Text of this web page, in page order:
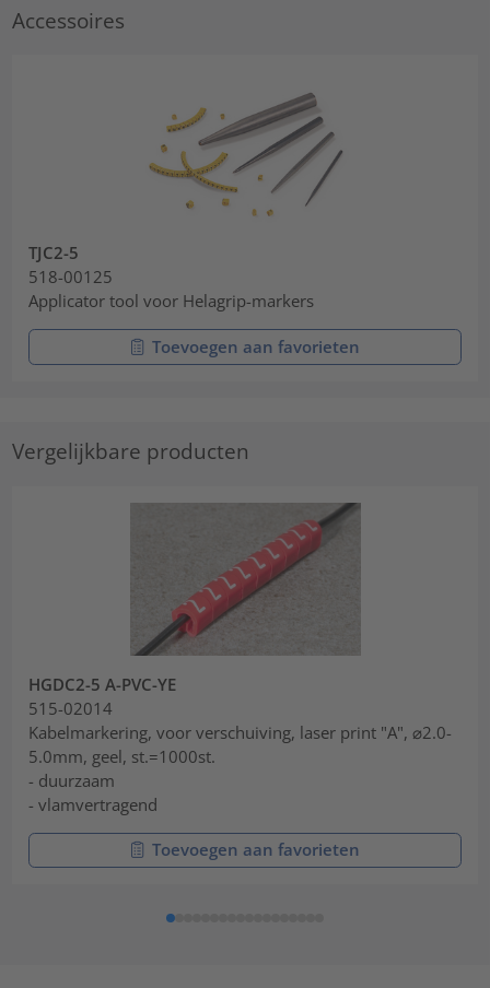
Accessoires
TJC2-5
518-00125
Applicator tool voor Helagrip-markers
Toevoegen aan favorieten
Vergelijkbare producten
HGDC2-5 A-PVC-YE
515-02014
Kabelmarkering, voor verschuiving, laser print "A", ⌀2.0-
5.0mm, geel, st.=1000st.
- duurzaam
- vlamvertragend
Toevoegen aan favorieten